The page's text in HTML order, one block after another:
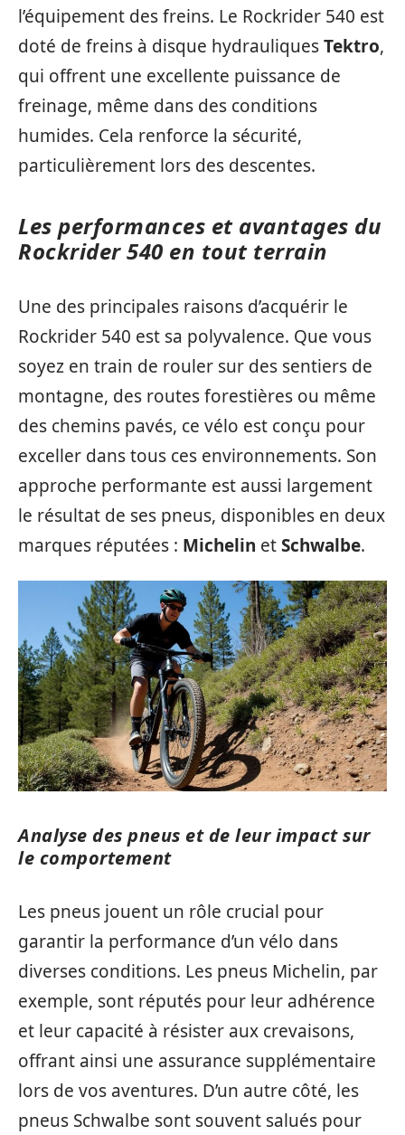
l’équipement des freins. Le Rockrider 540 est
doté de freins à disque hydrauliquesTektro,
qui offrent une excellente puissance de
freinage, même dans des conditions
humides. Cela renforce la sécurité,
particulièrement lors des descentes.
Les performances et avantages du
Rockrider 540 en tout terrain
Une des principales raisons d’acquérir le
Rockrider 540 est sa polyvalence. Que vous
soyez en train de rouler sur des sentiers de
montagne, des routes forestières ou même
des chemins pavés, ce vélo est conçu pour
exceller dans tous ces environnements. Son
approche performante est aussi largement
le résultat de ses pneus, disponibles en deux
marques réputées : Michelin etSchwalbe.
Analyse des pneus et de leur impact sur
le comportement
Les pneus jouent un rôle crucial pour
garantir la performance d’un vélo dans
diverses conditions. Les pneus Michelin, par
exemple, sont réputés pour leur adhérence
et leur capacité à résister aux crevaisons,
offrant ainsi une assurance supplémentaire
lors de vos aventures. D’un autre côté, les
pneus Schwalbe sont souvent salués pour